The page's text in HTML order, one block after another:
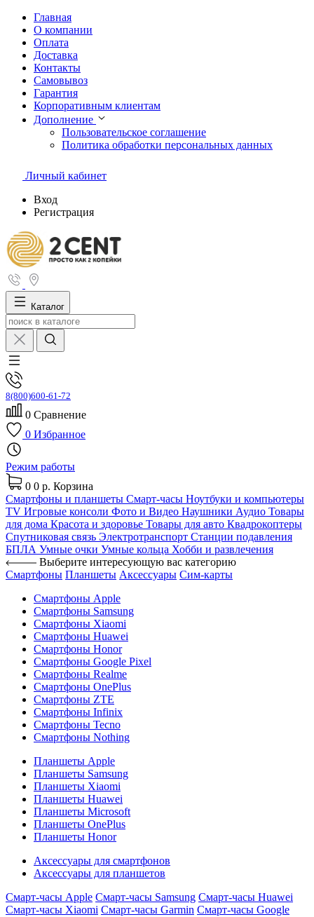
Главная
О компании
Оплата
Доставка
Контакты
Самовывоз
Гарантия
Корпоративным клиентам
Дополнение
Пользовательское соглашение
Политика обработки персональных данных
Личный кабинет
Вход
Регистрация
Каталог
8(800)600-61-72
0 Сравнение
0 Избранное
Режим работы
0 0 р. Корзина
Смартфоны и планшеты Смарт-часы Ноутбуки и компьютеры
TV Игровые консоли Фото и Видео Наушники Аудио Товары
для дома Красота и здоровье Товары для авто Квадрокоптеры
Спутниковая связь Электротранспорт Станции подавления
БПЛА Умные очки Умные кольца Хобби и развлечения
Выберите интересующую вас категорию
Смартфоны Планшеты Аксессуары Сим-карты
Смартфоны Apple
Смартфоны Samsung
Смартфоны Xiaomi
Смартфоны Huawei
Смартфоны Honor
Смартфоны Google Pixel
Смартфоны Realme
Смартфоны OnePlus
Смартфоны ZTE
Смартфоны Infinix
Смартфоны Tecno
Смартфоны Nothing
Планшеты Apple
Планшеты Samsung
Планшеты Xiaomi
Планшеты Huawei
Планшеты Microsoft
Планшеты OnePlus
Планшеты Honor
Аксессуары для смартфонов
Аксессуары для планшетов
Смарт-часы Apple Смарт-часы Samsung Смарт-часы Huawei
Смарт-часы Xiaomi Смарт-часы Garmin Смарт-часы Google